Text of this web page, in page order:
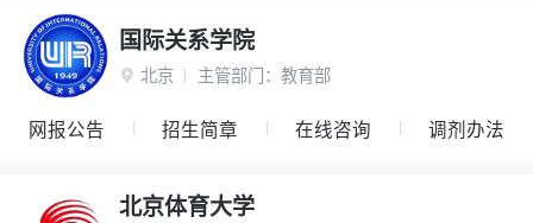
国际关系学院
 北京 主管部门： 教育部
网报公告 招生简章 在线咨询 调剂办法
北京体育大学